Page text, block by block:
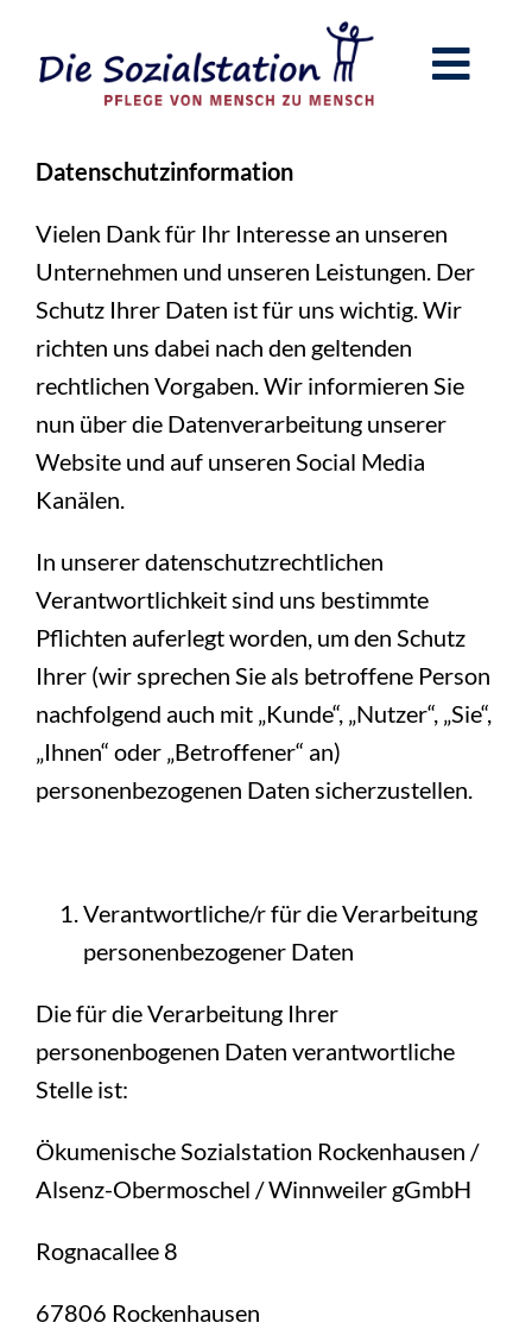
Inhalt
Begleitung im Alltag
Hilfe bei der Haushaltsführung
Kontakt & Anfahrt
Wir über uns
Café Sozialstation
Ambulantes Hospiz
Datenschutzinformation
Vielen Dank für Ihr Interesse an unseren
Unternehmen und unseren Leistungen. Der
Schutz Ihrer Daten ist für uns wichtig. Wir
richten uns dabei nach den geltenden
rechtlichen Vorgaben. Wir informieren Sie
nun über die Datenverarbeitung unserer
Website und auf unseren Social Media
Kanälen.
In unserer datenschutzrechtlichen
Verantwortlichkeit sind uns bestimmte
Pflichten auferlegt worden, um den Schutz
Ihrer (wir sprechen Sie als betroffene Person
nachfolgend auch mit „Kunde“, „Nutzer“, „Sie“,
„Ihnen“ oder „Betroffener“ an)
personenbezogenen Daten sicherzustellen.
Verantwortliche/r für die Verarbeitung
personenbezogener Daten
Die für die Verarbeitung Ihrer
personenbogenen Daten verantwortliche
Stelle ist:
Ökumenische Sozialstation Rockenhausen /
Alsenz-Obermoschel / Winnweiler gGmbH
Rognacallee 8
67806 Rockenhausen